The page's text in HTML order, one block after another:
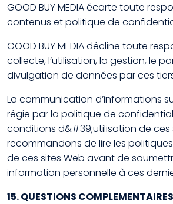
GOOD BUY MEDIA écarte toute
contenus et politique de
GOOD BUY MEDIA décline toute
collecte, l’utilisation, la gestion, le
divulgation de données par ces
La communication d’informations
régie par la politique de
conditions d&#39;utilisation de ces
recommandons de lire les
de ces sites Web avant de
information personnelle à ces
15. QUESTIONS COMPLEMENTAIRES